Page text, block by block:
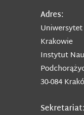
Adres:
Krakowie
Instytut
30-084
Sekretariat: